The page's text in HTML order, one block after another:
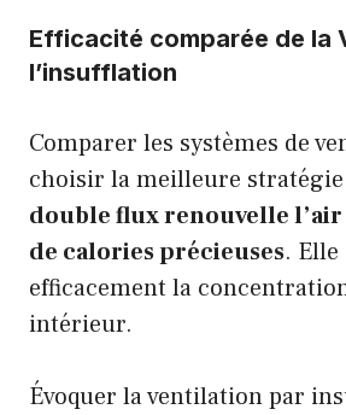
Efficacité comparée de la
l’insufflation
Comparer les systèmes de
choisir la meilleure
double flux renouvelle
de calories précieuses.
efficacement la
intérieur.
Évoquer la ventilation par